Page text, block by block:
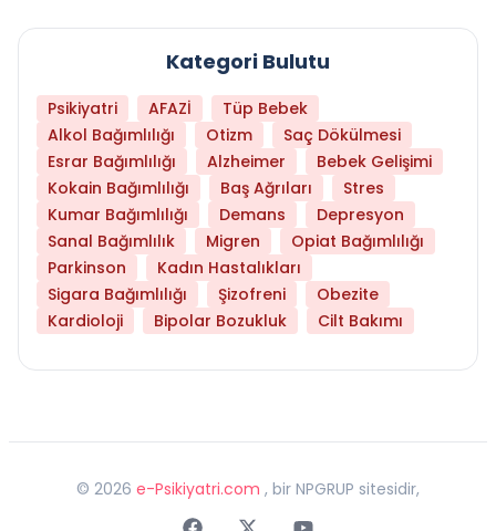
Kategori Bulutu
Psikiyatri AFAZİ
Tüp Bebek
Alkol Bağımlılığı
Otizm
Saç Dökülmesi
Esrar Bağımlılığı
Alzheimer
Bebek Gelişimi
Kokain Bağımlılığı
Baş Ağrıları
Stres
Kumar Bağımlılığı
Demans
Depresyon
Sanal Bağımlılık
Migren
Opiat Bağımlılığı
Parkinson
Kadın Hastalıkları
Sigara Bağımlılığı
Şizofreni
Obezite
Kardioloji
Bipolar Bozukluk Cilt Bakımı
© 2026 e-Psikiyatri.com , bir NPGRUP sitesidir,